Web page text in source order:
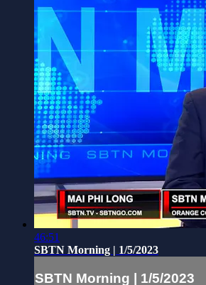
46:51
SBTN Morning | 1/5/2023
SBTN Morning | 1/5/2023